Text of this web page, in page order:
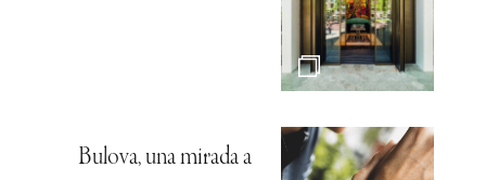
Bulova, una mirada a